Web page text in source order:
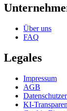
Über uns
FAQ
Legales
Impressum
AGB
KI-